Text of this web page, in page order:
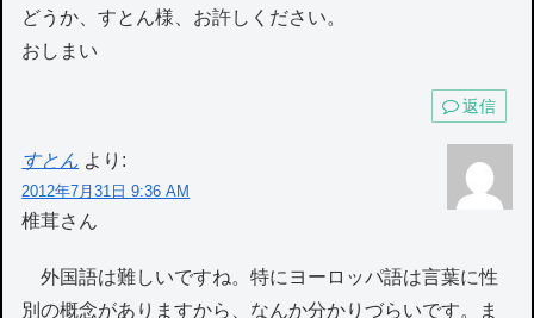
どうか、すとん様、お許しください。
おしまい
返信
すとん より:
2012年7月31日 9:36 AM
椎茸さん
外国語は難しいですね。特にヨーロッパ語は言葉に性
別の概念がありますから、なんか分かりづらいです。ま